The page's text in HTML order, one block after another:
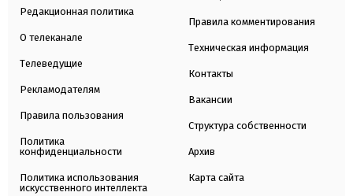
Редакционная политика
О телеканале
Телеведущие
Рекламодателям
Правила пользования
Политика
конфиденциальности
Политика использования
искусственного интеллекта
Правила комментирования
Техническая информация
Контакты
Вакансии
Структура собственности
Архив
Карта сайта